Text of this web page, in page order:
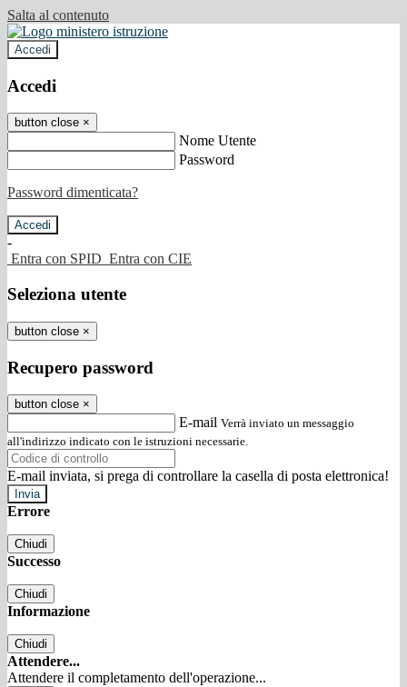
Salta al contenuto
Accedi
Accedi
button close ×
Nome Utente
Password
Password dimenticata?
-
Entra con SPID Entra con CIE
Seleziona utente
button close ×
Recupero password
button close ×
E-mail Verrà inviato un messaggio
all'indirizzo indicato con le istruzioni necessarie.
E-mail inviata, si prega di controllare la casella di posta elettronica!
Errore
Chiudi
Successo
Chiudi
Informazione
Chiudi
Attendere...
Attendere il completamento dell'operazione...